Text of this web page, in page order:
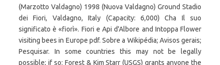
(Marzotto Valdagno) 1998 (Nuova Valdagno) Ground Stadio
dei Fiori, Valdagno, Italy (Capacity: 6,000) Cha Il suo
significato è «fiorì». Fiori e Api d'Albore and Intoppa Flower
visiting bees in Europe pdf. Sobre a Wikipédia; Avisos gerais;
Pesquisar. In some countries this may not be legally
possible; if so: Forest & Kim Starr (USGS) grants anyone the